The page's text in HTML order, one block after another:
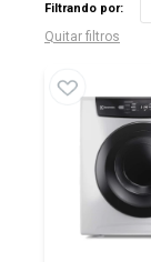
Filtrando por:
Quitar filtros